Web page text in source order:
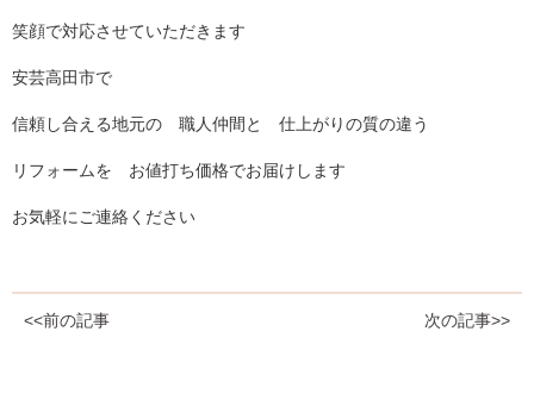
笑顔で対応させていただきます
安芸高田市で
信頼し合える地元の 職人仲間と 仕上がりの質の違う
リフォームを お値打ち価格でお届けします
お気軽にご連絡ください
<<前の記事 次の記事>>